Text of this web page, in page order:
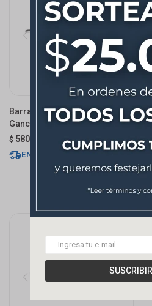
Barra Piatina 45cm - Con 6
Ganchos
$ 580
ENVÍO EXPRESS
$